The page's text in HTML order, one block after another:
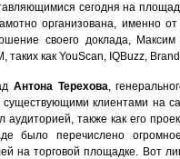
сегодня на
организована, именно от
своего доклада, Максим
как YouScan, IQBuzz,
Антона Терехова,
клиентами на
аудиторией, также как его
было перечислено
на торговой площадке. Вот